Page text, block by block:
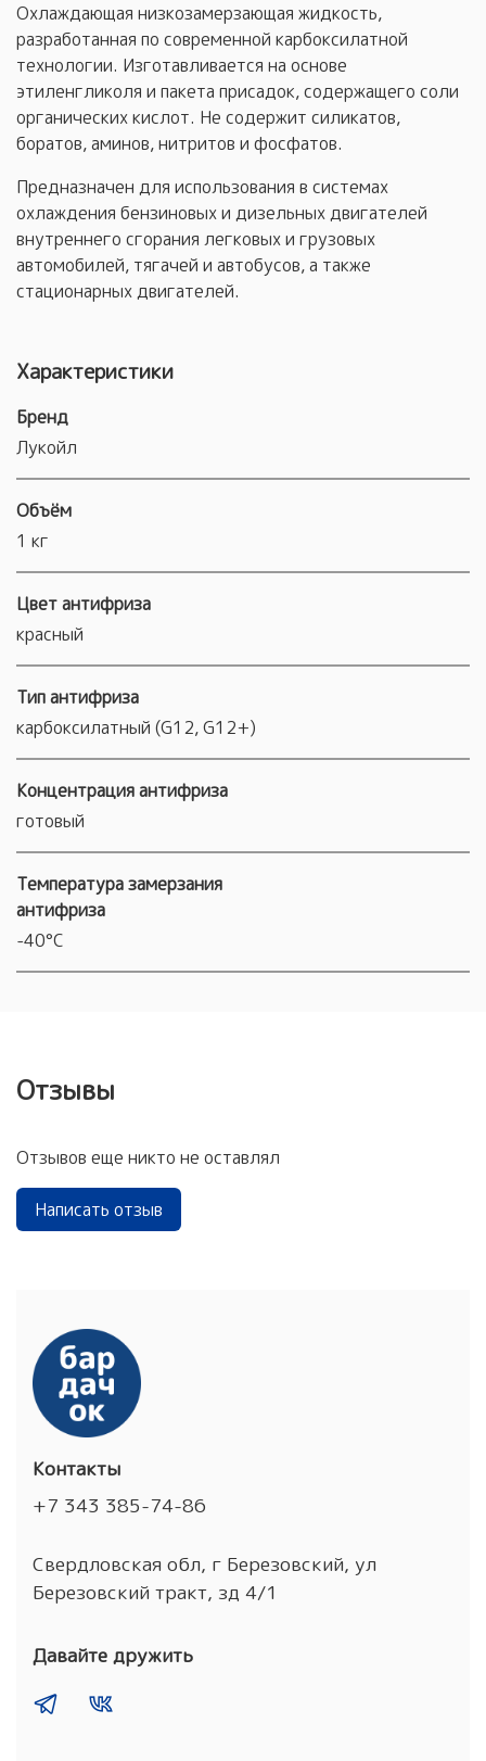
Охлаждающая низкозамерзающая жидкость,
разработанная по современной карбоксилатной
технологии. Изготавливается на основе
этиленгликоля и пакета присадок, содержащего соли
органических кислот. Не содержит силикатов,
боратов, аминов, нитритов и фосфатов.
Предназначен для использования в системах
охлаждения бензиновых и дизельных двигателей
внутреннего сгорания легковых и грузовых
автомобилей, тягачей и автобусов, а также
стационарных двигателей.
Характеристики
Бренд
Лукойл
Объём
1 кг
Цвет антифриза
красный
Тип антифриза
карбоксилатный (G12, G12+)
Концентрация антифриза
готовый
Температура замерзания
антифриза
-40°С
Отзывы
Отзывов еще никто не оставлял
Написать отзыв
Контакты
+7 343 385-74-86
Свердловская обл, г Березовский, ул
Березовский тракт, зд 4/1
Давайте дружить